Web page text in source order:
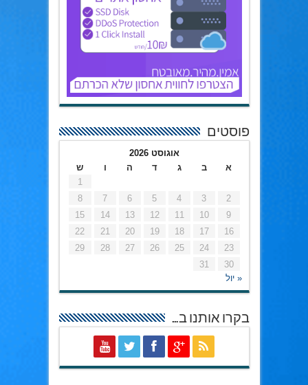
פוסטים
אוגוסט 2026
א
ב ג ד ה ו
ש
1
2
3
4
5
6
7
8
9
10
11
12
13
14
15
16
17
18
19
20
21
22
23
24
25
26
27
28
29
30
31
« יול
בקרו אותנו ב…